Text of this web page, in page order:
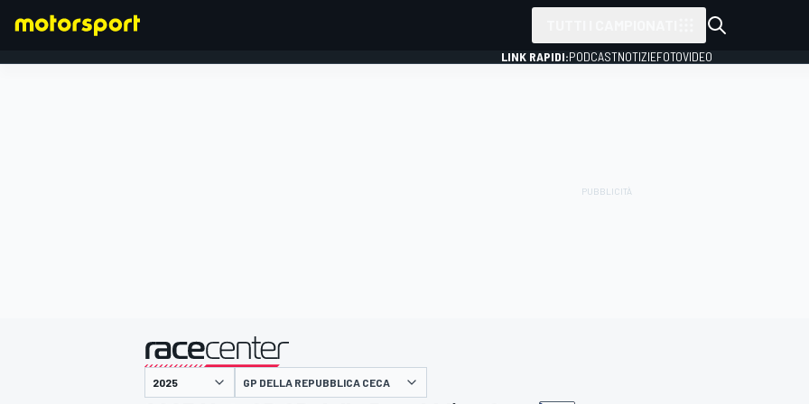
LINK RAPIDI:PODCASTNOTIZIEFOTOVIDEO
presentato da
GP DELLA REPUBBLICA CECA